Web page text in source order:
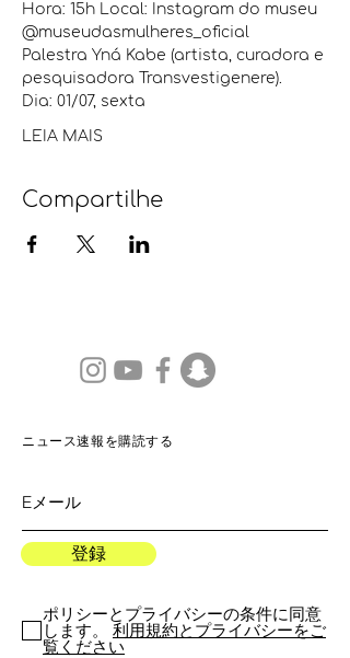
Hora: 15h Local: Instagram do museu
@museudasmulheres_oficial
Palestra Yná Kabe (artista, curadora e
pesquisadora Transvestigenere).
Dia: 01/07, sexta
LEIA MAIS
Compartilhe
ニュース速報を購読する
登録
ポリシーとプライバシーの条件に同意
します。 利用規約とプライバシーをご
覧ください